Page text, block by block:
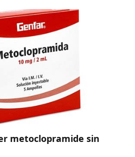
metoclopramide sin